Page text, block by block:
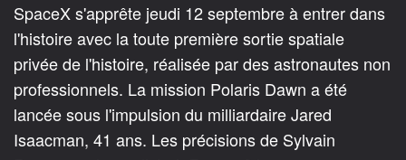
SpaceX s'apprête jeudi 12 septembre à entrer dans
l'histoire avec la toute première sortie spatiale
privée de l'histoire, réalisée par des astronautes non
professionnels. La mission Polaris Dawn a été
lancée sous l'impulsion du milliardaire Jared
Isaacman, 41 ans. Les précisions de Sylvain